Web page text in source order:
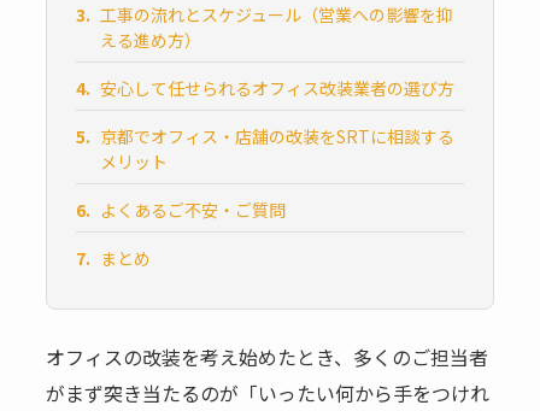
工事の流れとスケジュール（営業への影響を抑
える進め方）
安心して任せられるオフィス改装業者の選び方
京都でオフィス・店舗の改装をSRTに相談する
メリット
よくあるご不安・ご質問
まとめ
オフィスの改装を考え始めたとき、多くのご担当者
がまず突き当たるのが「いったい何から手をつけれ